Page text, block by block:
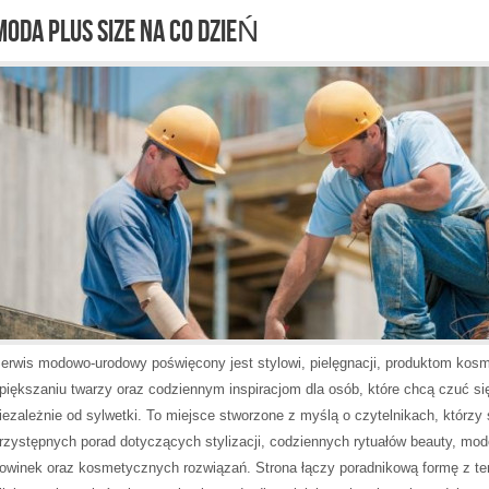
PLUS SIZE NA CO DZIEŃ
modowo-urodowy poświęcony jest stylowi, pielęgnacji, produktom
twarzy oraz codziennym inspiracjom dla osób, które chcą czuć
od sylwetki. To miejsce stworzone z myślą o czytelnikach, którzy
porad dotyczących stylizacji, codziennych rytuałów beauty,
oraz kosmetycznych rozwiązań. Strona łączy poradnikową formę z